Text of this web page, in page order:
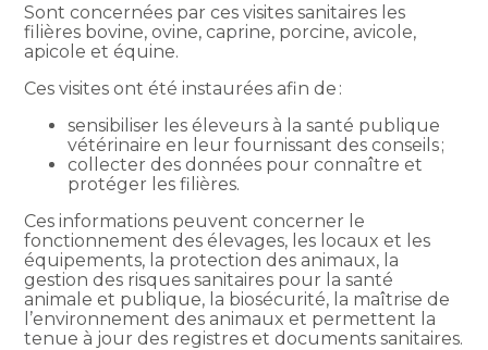
Sont concernées par ces visites sanitaires les
filières bovine, ovine, caprine, porcine, avicole,
apicole et équine.
Ces visites ont été instaurées afin de :
sensibiliser les éleveurs à la santé publique
vétérinaire en leur fournissant des conseils ;
collecter des données pour connaître et
protéger les filières.
Ces informations peuvent concerner le
fonctionnement des élevages, les locaux et les
équipements, la protection des animaux, la
gestion des risques sanitaires pour la santé
animale et publique, la biosécurité, la maîtrise de
l’environnement des animaux et permettent la
tenue à jour des registres et documents sanitaires.